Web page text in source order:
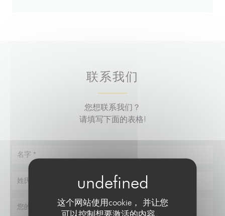
这个网站使用cookie， 并让您
可以控制想要激活的内容。
联系我们
您想联系我们？
请填写下面的表格!